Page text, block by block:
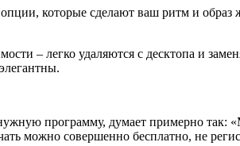
которые сделают ваш ритм и
– легко удаляются с десктопа и
программу, думает примерно так:
можно совершенно бесплатно, не